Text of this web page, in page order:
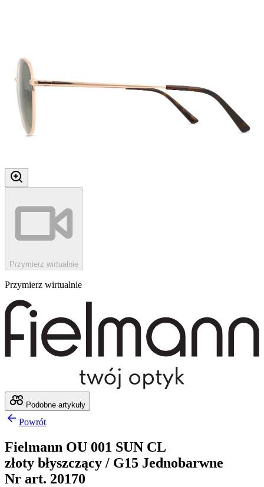
Przymierz wirtualnie
Przymierz wirtualnie
Podobne artykuły
Powrót
Fielmann OU 001 SUN CL
złoty błyszczący / G15 Jednobarwne
Nr art. 20170